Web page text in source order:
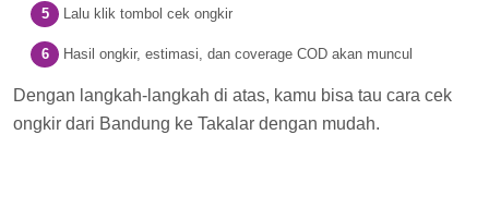
Lalu klik tombol cek ongkir
Hasil ongkir, estimasi, dan coverage COD akan muncul
Dengan langkah-langkah di atas, kamu bisa tau cara cek
ongkir dari Bandung ke Takalar dengan mudah.